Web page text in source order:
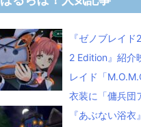
『ゼノブレイ
2 Edition』紹介
レイド「
衣装に「傭兵団
『あぶない浴